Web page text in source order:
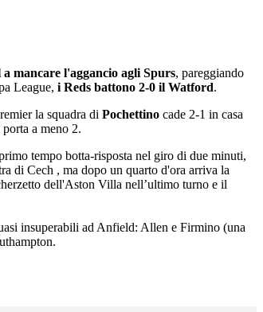
mancare l'aggancio agli Spurs, pareggiando
League, i Reds battono 2-0 il Watford.
la squadra di Pochettino cade 2-1 in casa
a meno 2.
tempo botta-risposta nel giro di due minuti,
di Cech , ma dopo un quarto d'ora arriva la
dell'Aston Villa nell’ultimo turno e il
insuperabili ad Anfield: Allen e Firmino (una